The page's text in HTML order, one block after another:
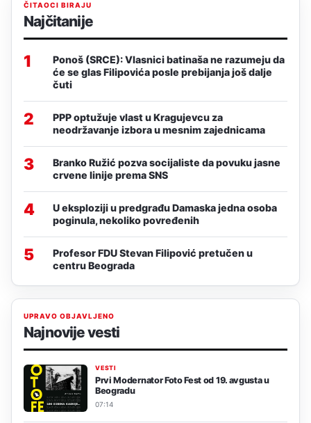
ČITAOCI BIRAJU
Najčitanije
1
Ponoš (SRCE): Vlasnici batinaša ne razumeju da
će se glas Filipovića posle prebijanja još dalje
čuti
2
PPP optužuje vlast u Kragujevcu za
neodržavanje izbora u mesnim zajednicama
3
Branko Ružić pozva socijaliste da povuku jasne
crvene linije prema SNS
4
U eksploziji u predgrađu Damaska jedna osoba
poginula, nekoliko povređenih
5
Profesor FDU Stevan Filipović pretučen u
centru Beograda
UPRAVO OBJAVLJENO
Najnovije vesti
VESTI
Prvi Modernator Foto Fest od 19. avgusta u
Beogradu
07:14